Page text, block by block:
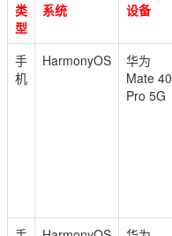
类
型
系统 设备
手
机
HarmonyOS
华为
Mate 40
Pro 5G